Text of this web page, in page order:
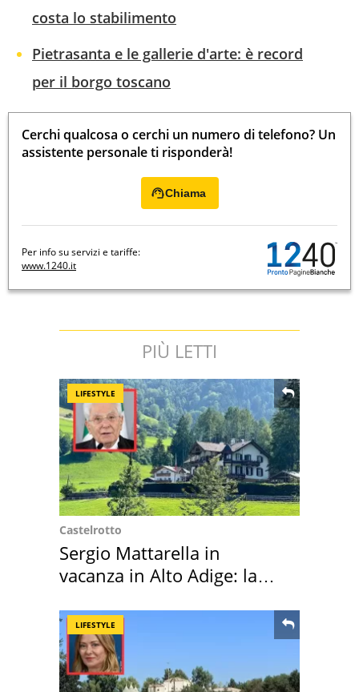
costa lo stabilimento
Pietrasanta e le gallerie d'arte: è record
per il borgo toscano
Cerchi qualcosa o cerchi un numero di telefono? Un
assistente personale ti risponderà!
Chiama
Per info su servizi e tariffe:
www.1240.it
PIÙ LETTI
LIFESTYLE
Castelrotto
Sergio Mattarella in
vacanza in Alto Adige: la
LIFESTYLE